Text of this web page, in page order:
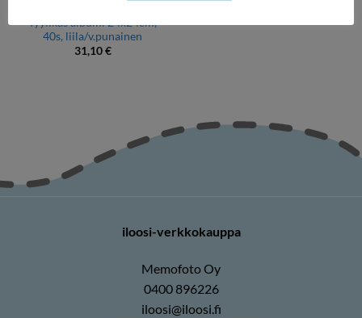
Tyylikäs albumi 24x24cm,
40s, liila/v.punainen
31,10€
iloosi-verkkokauppa
Memofoto Oy
0400 896226
iloosi@iloosi.fi